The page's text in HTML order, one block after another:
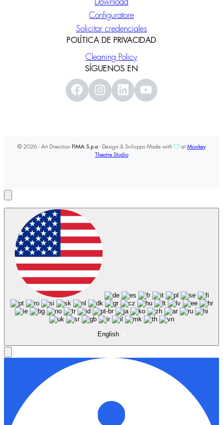
Download
Configuratore
Solicitar credenciales
POLÍTICA DE PRIVACIDAD
Cleaning Policy
SÍGUENOS EN
© 2026 - Art Direction FIMA S.p.a - Design & Sviluppo Made with at Monkey
Theatre Studio
English